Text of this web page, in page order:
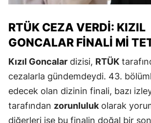
RTÜK CEZA VERDI: KIZIL
GONCALAR FINALI MI
Kızıl Goncalar dizisi, RTÜK
cezalarla gündemdeydi. 43.
edecek olan dizinin finali, bazı
tarafından zorunluluk olarak
diğerleri ise bu finalin doğal bir